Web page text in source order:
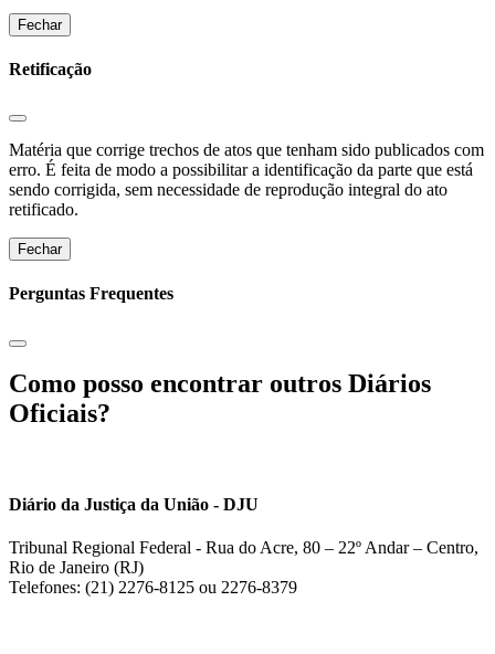
Fechar
Retificação
Matéria que corrige trechos de atos que tenham sido publicados com
erro. É feita de modo a possibilitar a identificação da parte que está
sendo corrigida, sem necessidade de reprodução integral do ato
retificado.
Fechar
Perguntas Frequentes
Como posso encontrar outros Diários
Oficiais?
Diário da Justiça da União - DJU
Tribunal Regional Federal - Rua do Acre, 80 – 22º Andar – Centro,
Rio de Janeiro (RJ)
Telefones: (21) 2276-8125 ou 2276-8379